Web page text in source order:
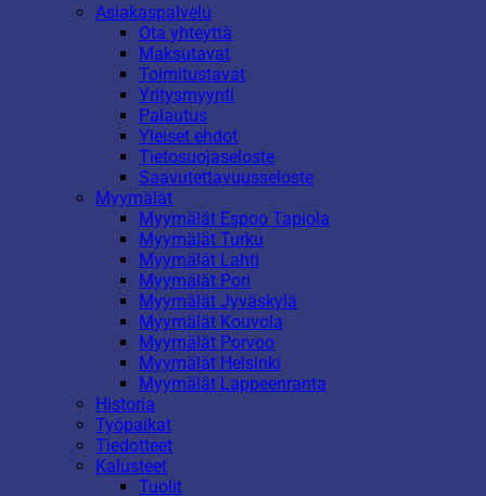
Asiakaspalvelu
Ota yhteyttä
Maksutavat
Toimitustavat
Yritysmyynti
Palautus
Yleiset ehdot
Tietosuojaseloste
Saavutettavuusseloste
Myymälät
Myymälät Espoo Tapiola
Myymälät Turku
Myymälät Lahti
Myymälät Pori
Myymälät Jyväskylä
Myymälät Kouvola
Myymälät Porvoo
Myymälät Helsinki
Myymälät Lappeenranta
Historia
Työpaikat
Tiedotteet
Kalusteet
Tuolit